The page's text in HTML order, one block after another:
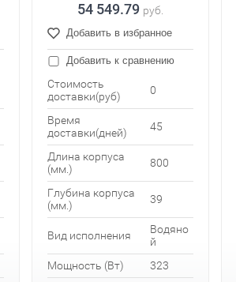
54 549.79 руб.
Добавить в избранное
Добавить к сравнению
Стоимость
доставки(руб)
0
Время
доставки(дней)
45
Длина корпуса
(мм.)
800
Глубина корпуса
(мм.)
39
Вид исполнения
Водяно
й
Мощность (Вт)
323